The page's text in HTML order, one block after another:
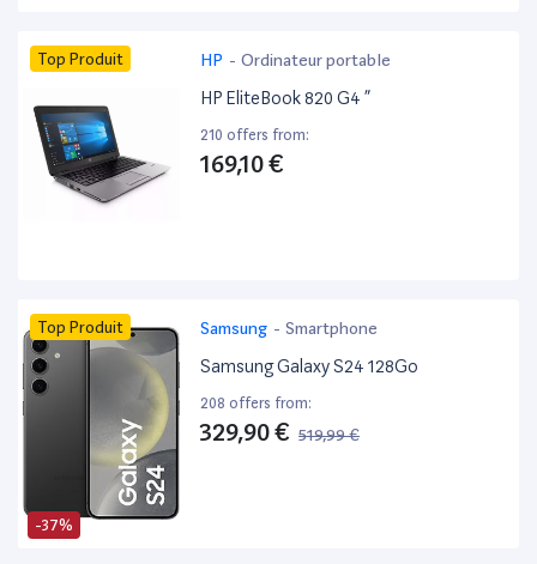
Top Produit HP - Ordinateur portable
HP EliteBook 820 G4 ”
210 offers from:
169,10 €
-37%
Top Produit Samsung - Smartphone
Samsung Galaxy S24 128Go
208 offers from:
329,90 € 519,99 €